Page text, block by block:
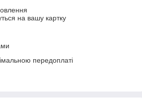
на вашу картку
передоплаті